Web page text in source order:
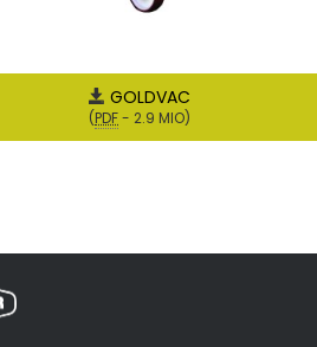
GOLDVAC
(PDF- 2.9 MIO)